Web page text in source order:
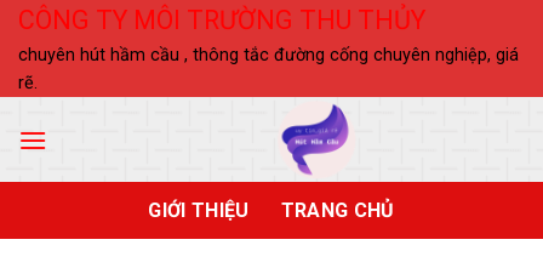
Skip
content
CÔNG TY MÔI TRƯỜNG THU THỦY
chuyên hút hầm cầu , thông tắc đường cống chuyên nghiệp, giá
rẽ.
GIỚI THIỆU TRANG CHỦ